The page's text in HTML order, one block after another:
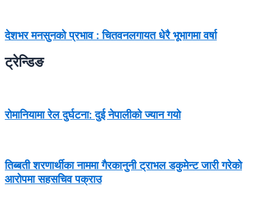
देशभर मनसुनको प्रभाव : चितवनलगायत धेरै भूभागमा वर्षा
ट्रेन्डिङ
रोमानियामा रेल दुर्घटना: दुई नेपालीको ज्यान गयो
तिब्बती शरणार्थीका नाममा गैरकानुनी ट्राभल डकुमेन्ट जारी गरेको
आरोपमा सहसचिव पक्राउ